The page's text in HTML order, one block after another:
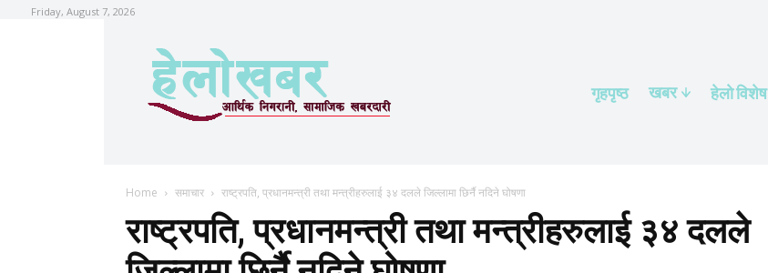
Friday, August 7, 2026
गृहपृष्ठ खबर हेलाे विशेष
Home समाचार राष्ट्रपति, प्रधानमन्त्री तथा मन्त्रीहरुलाई ३४ दलले जिल्लामा छिर्नै नदिने घोषणा
राष्ट्रपति, प्रधानमन्त्री तथा मन्त्रीहरुलाई ३४ दलले